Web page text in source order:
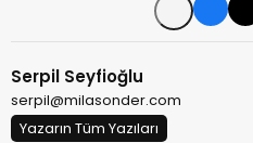
Serpil Seyfioğlu
serpil@milasonder.com
Yazarın Tüm Yazıları